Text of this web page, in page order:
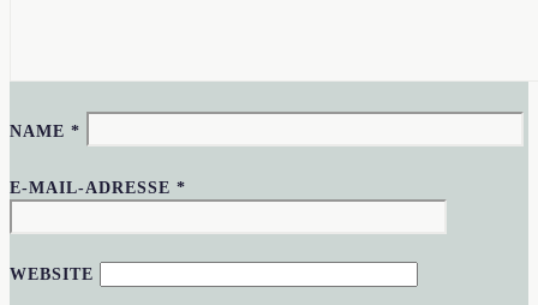
NAME*
E-MAIL-ADRESSE*
WEBSITE